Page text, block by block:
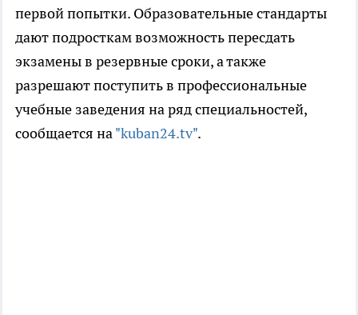
первой попытки. Образовательные стандарты
дают подросткам возможность пересдать
экзамены в резервные сроки, а также
разрешают поступить в профессиональные
учебные заведения на ряд специальностей,
сообщается на"kuban24.tv".